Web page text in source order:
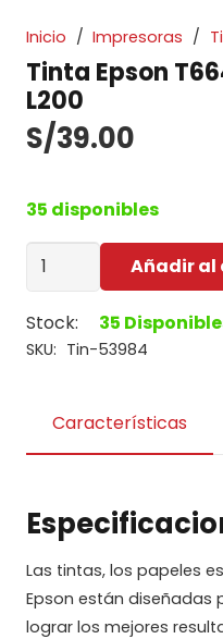
Inicio / Impresoras /
Tinta Epson
L200
S/39.00
35 disponibles
Tinta
T664120-
AL
L200
cantidad
Añadir al
Stock: 35
SKU: Tin-53984
Características
Las tintas, los papeles
Epson están diseñadas
lograr los mejores